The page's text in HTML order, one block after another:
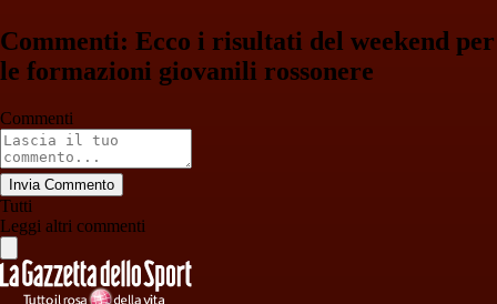
Commenti: Ecco i risultati del weekend per
le formazioni giovanili rossonere
Commenti
Invia Commento
Tutti
Leggi altri commenti